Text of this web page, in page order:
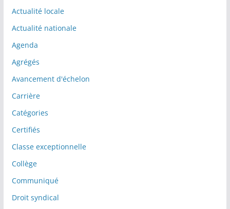
Actualité locale
Actualité nationale
Agenda
Agrégés
Avancement d'échelon
Carrière
Catégories
Certifiés
Classe exceptionnelle
Collège
Communiqué
Droit syndical